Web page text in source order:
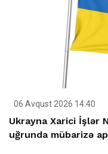
06 Avqust 2026 14:40
Ukrayna Xarici İşlər
uğrunda mübarizə